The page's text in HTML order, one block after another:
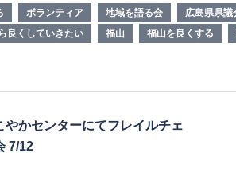
ボランティア 地域を語る会 広島県県議
良くしていきたい
福山 福山を良くする
やかセンターにてフレイルチェ
7/12